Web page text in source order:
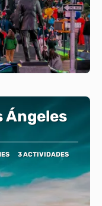
Ángeles
3 ACTIVIDADES